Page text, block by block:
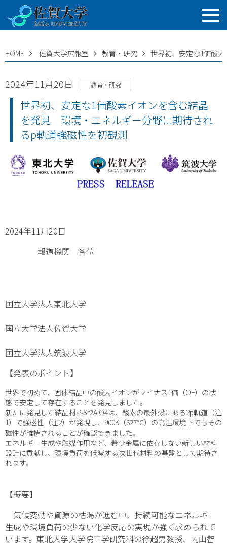
HOME 佐賀大学広報室 教育・研究 世界初、安定な1価酸
2024年11月20日 教育・研究
世界初、安定な1価酸素イオンを含む結晶
を発見 環境・エネルギー分野に期待され
るp軌道強磁性を初観測
2024年11月20日
報道機関 各位
国立大学法人東北大学
国立大学法人佐賀大学
国立大学法人筑波大学
【発表のポイント】
世界で初めて、固体結晶中の酸素イオンがマイナス1価（O−）の状
態で安定して存在することを発見しました。
新たに発見した結晶材料Sr2AlO4は、酸素の最外殻にある2p軌道 （注
1） で強磁性 （注2） が発現し、900K（627℃）の高温環境下でもその
磁性が維持されることが確認できました。
エネルギー生成や触媒作用など、希少金属に依存しない新しい材料
設計に貢献し、環境負荷を低減する次世代材料の基盤として期待さ
れます。
【概要】
気候変動や資源の枯渇が進む中、持続可能なエネルギー
生成や環境負荷の少ない化学反応の実現が強く求められて
います。東北大学大学院工学研究科の徐超男教授、内山智